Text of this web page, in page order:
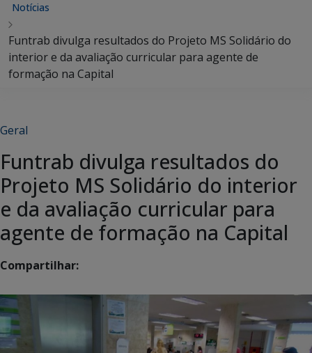
Notícias
Funtrab divulga resultados do Projeto MS Solidário do
interior e da avaliação curricular para agente de
formação na Capital
Geral
Funtrab divulga resultados do
Projeto MS Solidário do interior
e da avaliação curricular para
agente de formação na Capital
Compartilhar: